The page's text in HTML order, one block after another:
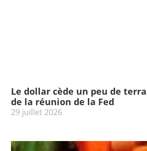
Le dollar cède un peu de
de la réunion de la Fed
29 juillet 2026